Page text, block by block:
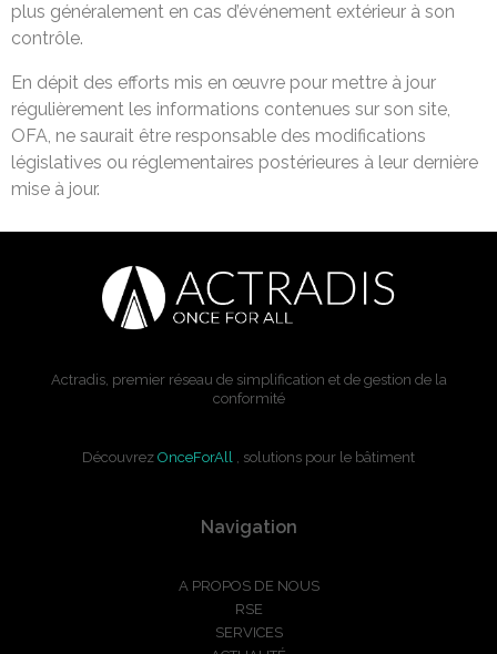
plus généralement en cas d’événement extérieur à son
contrôle.
En dépit des efforts mis en œuvre pour mettre à jour
régulièrement les informations contenues sur son site,
OFA, ne saurait être responsable des modifications
législatives ou réglementaires postérieures à leur dernière
mise à jour.
Actradis, premier réseau de simplification et de gestion de la
conformité
Découvrez OnceForAll , solutions pour le bâtiment
Navigation
A PROPOS DE NOUS
RSE
SERVICES